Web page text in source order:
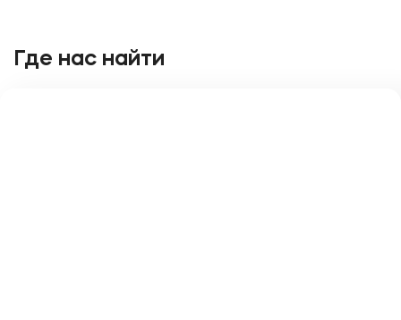
Об образовательной организации
Где нас найти